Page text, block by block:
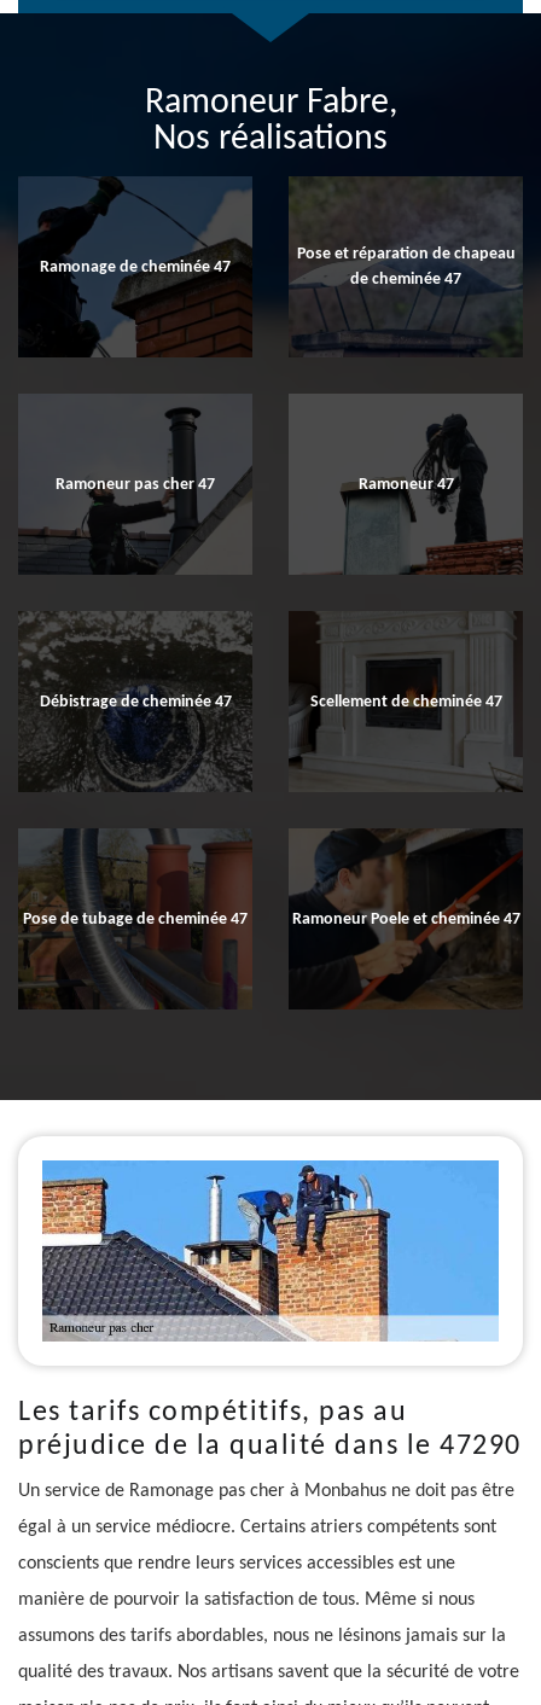
Ramoneur Fabre,
Nos réalisations
Ramonage de cheminée 47
Pose et réparation de chapeau
de cheminée 47
Ramoneur pas cher 47 Ramoneur 47
Débistrage de cheminée 47 Scellement de cheminée 47
Pose de tubage de cheminée 47 Ramoneur Poele et cheminée 47
Les tarifs compétitifs, pas au
préjudice de la qualité dans le 47290
Un service de Ramonage pas cher à Monbahus ne doit pas être
égal à un service médiocre. Certains atriers compétents sont
conscients que rendre leurs services accessibles est une
manière de pourvoir la satisfaction de tous. Même si nous
assumons des tarifs abordables, nous ne lésinons jamais sur la
qualité des travaux. Nos artisans savent que la sécurité de votre